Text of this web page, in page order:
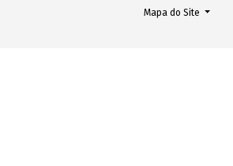
Mapa do Site